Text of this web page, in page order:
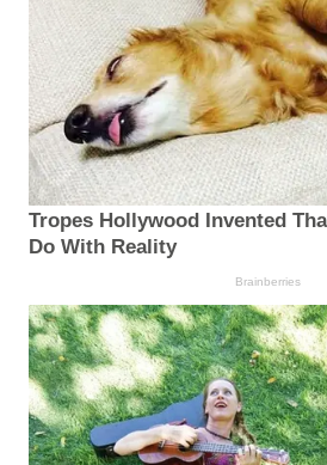
Tropes Hollywood Invented
Do With Reality
Brainberries